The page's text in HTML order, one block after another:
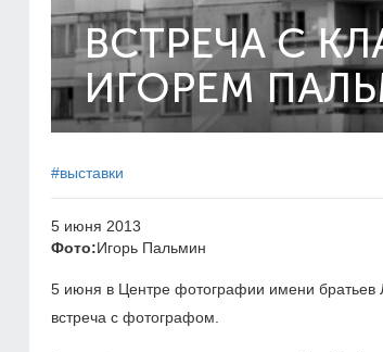
ВСТРЕЧА С
ИГОРЕМ
#выставки
5 июня 2013
Фото:Игорь Пальмин
5 июня в Центре фотографии имени братьев
встреча с фотографом.